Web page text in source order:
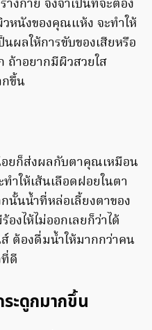
งกาย จึงจำเป็นที่จะต้อง
หนังของคุณแห้ง จะทำให้
ผลให้การขับของเสียหรือ
ถ้าอยากมีผิวสวยใส
ขึ้น
ยก็ส่งผลกับตาคุณเหมือน
ำให้เส้นเลือดฝอยในตา
นั้นน้ำที่หล่อเลี้ยงตาของ
งไห้ไม่ออกเลยก็ว่าได้
ต้องดื่มน้ำให้มากกว่าคน
ดี
ะดูกมากขึ้น